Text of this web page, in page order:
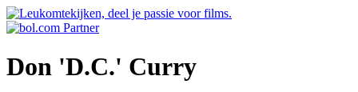
Don 'D.C.' Curry